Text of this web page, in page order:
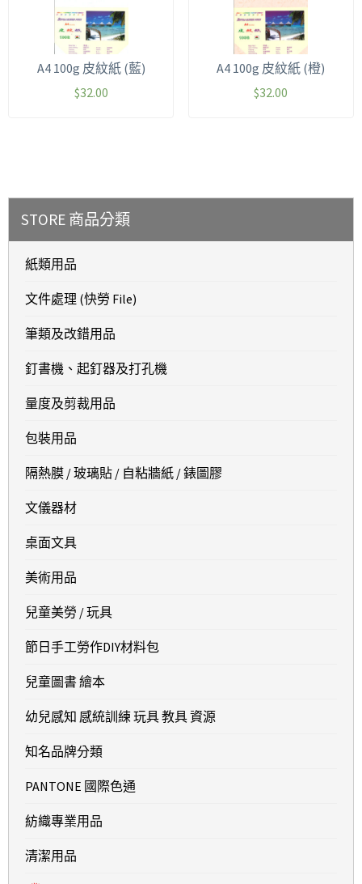
A4 100g 皮紋紙 (藍)
$32.00
A4 100g 皮紋紙 (橙)
$32.00
STORE 商品分類
紙類用品
文件處理 (快勞 File)
筆類及改錯用品
釘書機、起釘器及打孔機
量度及剪裁用品
包裝用品
隔熱膜 / 玻璃貼 / 自粘牆紙 / 錶圖膠
文儀器材
桌面文具
美術用品
兒童美勞 / 玩具
節日手工勞作DIY材料包
兒童圖書 繪本
幼兒感知 感統訓練 玩具 教具 資源
知名品牌分類
PANTONE 國際色通
紡織專業用品
清潔用品